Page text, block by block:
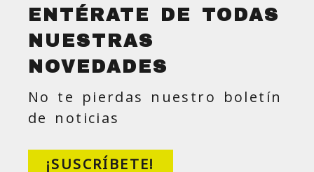
ENTÉRATE DE TODAS
NUESTRAS
NOVEDADES
No te pierdas nuestro boletín
de noticias
¡SUSCRÍBETE!